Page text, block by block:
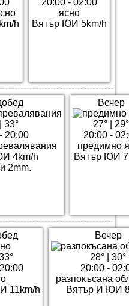
h
ясно
Вятър ЮИ 5km/h
33°
20:00
4km/h
2mm.
Вечер
27°
29°
20:00 -
предимно
Вятър ЮИ
11km/h
Вечер
28°
30°
20:00 -
разпокъсана
Вятър И ЮИ